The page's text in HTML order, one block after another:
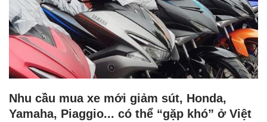
Nhu cầu mua xe mới giảm sút, Honda,
Yamaha, Piaggio... có thể “gặp khó” ở Việt